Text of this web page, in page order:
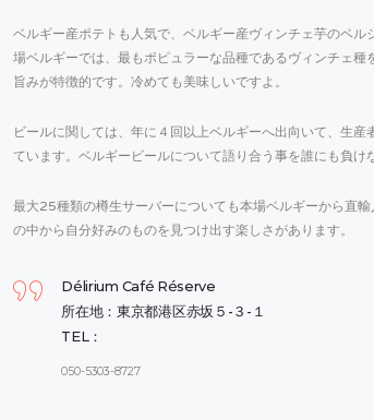
ベルギー産ポテトも人気で、ベルギー産ヴィンチェ芋のベ
場ベルギーでは、最もポピュラーな品種であるヴィンチェ
旨みが特徴的です。冷めても美味しいですよ。
ビールに関しては、年に４回以上ベルギーへ出向いて、生
ています。ベルギービールについて語り合う事を誰にも負け
最大25種類の樽生サーバーについても本場ベルギーから直
の中から自分好みのものを見つけ出す楽しさがあります。
Délirium Café Réserve
所在地：東京都港区赤坂５-３-１
TEL：
050-5303-8727